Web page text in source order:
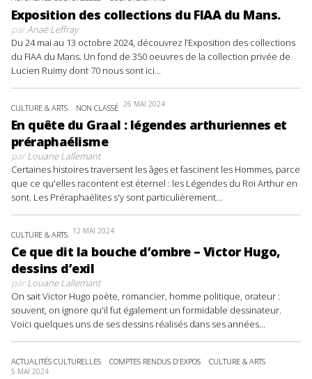
Exposition des collections du FIAA du Mans.
parAnaë Leffray
Du 24 mai au 13 octobre 2024, découvrez l’Exposition des collections
du FIAA du Mans. Un fond de 350 oeuvres de la collection privée de
Lucien Ruimy dont 70 nous sont ici...
CULTURE & ARTS NON CLASSÉ 26 MAI 2024
En quête du Graal : légendes arthuriennes et
préraphaélisme
parLouane Lallemant
Certaines histoires traversent les âges et fascinent les Hommes, parce
que ce qu'elles racontent est éternel : les Légendes du Roi Arthur en
sont. Les Préraphaélites s'y sont particulièrement...
CULTURE & ARTS 12 MAI 2024
Ce que dit la bouche d’ombre – Victor Hugo,
dessins d’exil
parLouane Lallemant
On sait Victor Hugo poète, romancier, homme politique, orateur :
souvent, on ignore qu'il fut également un formidable dessinateur.
Voici quelques uns de ses dessins réalisés dans ses années...
ACTUALITÉS CULTURELLES COMPTES RENDUS D'EXPOS CULTURE & ARTS
5 MAI 2024